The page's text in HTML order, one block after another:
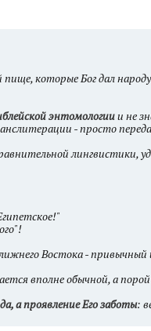
которые Бог дал
энтомологиии не
- просто
Востока - привычный
вполне обычной, а
а проявление Его заботы: